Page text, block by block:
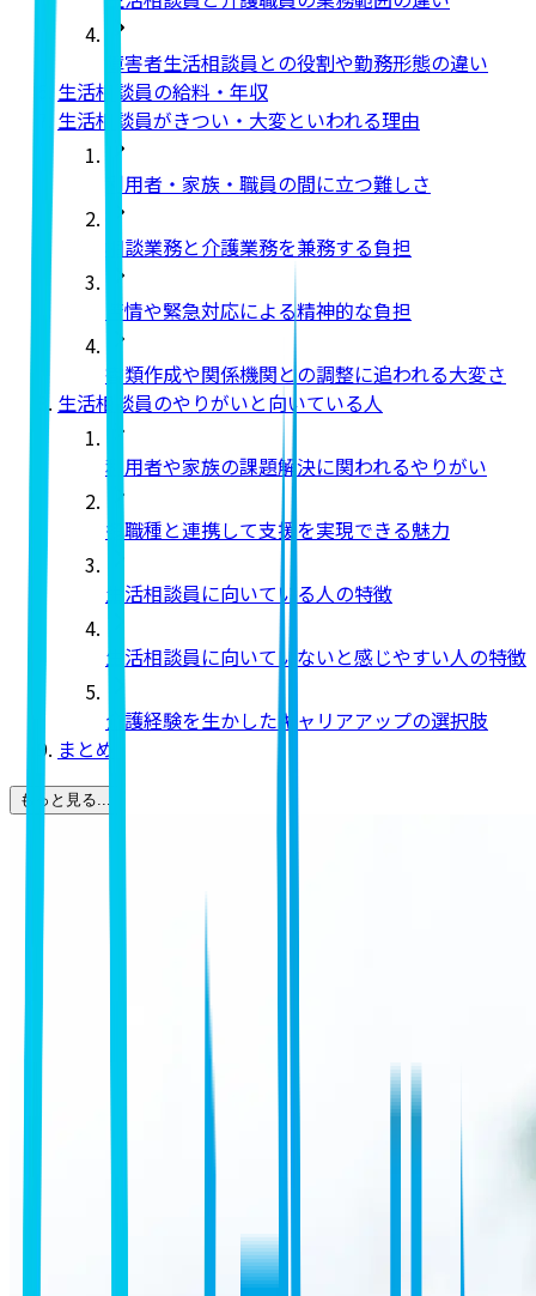
障害者生活相談員との役割や勤務形態の違い
生活相談員の給料・年収
生活相談員がきつい・大変といわれる理由
利用者・家族・職員の間に立つ難しさ
相談業務と介護業務を兼務する負担
苦情や緊急対応による精神的な負担
書類作成や関係機関との調整に追われる大変さ
生活相談員のやりがいと向いている人
利用者や家族の課題解決に関われるやりがい
多職種と連携して支援を実現できる魅力
生活相談員に向いている人の特徴
生活相談員に向いていないと感じやすい人の特徴
介護経験を生かしたキャリアアップの選択肢
まとめ
もっと見る...